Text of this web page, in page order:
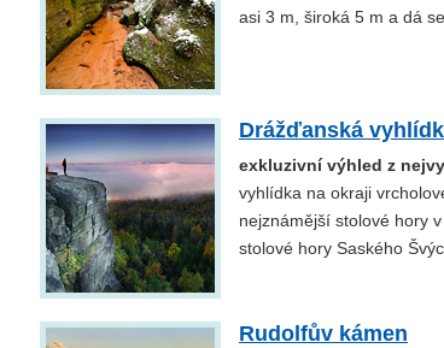
asi 3 m, široká 5 m a dá
Drážďanská
exkluzivní výhled z
vyhlídka na okraji
nejznámější stolové hory
stolové hory Saského
Rudolfův kámen